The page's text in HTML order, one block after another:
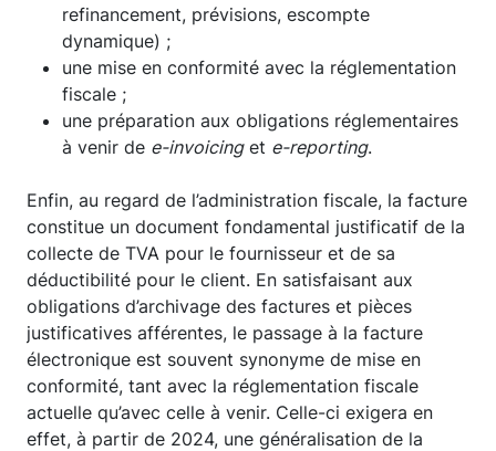
refinancement, prévisions, escompte
dynamique) ;
une mise en conformité avec la réglementation
fiscale ;
une préparation aux obligations réglementaires
à venir de e-invoicinget e-reporting.
Enfin, au regard de l’administration fiscale, la facture
constitue un document fondamental justificatif de la
collecte de TVA pour le fournisseur et de sa
déductibilité pour le client. En satisfaisant aux
obligations d’archivage des factures et pièces
justificatives afférentes, le passage à la facture
électronique est souvent synonyme de mise en
conformité, tant avec la réglementation fiscale
actuelle qu’avec celle à venir. Celle-ci exigera en
effet, à partir de 2024, une généralisation de la